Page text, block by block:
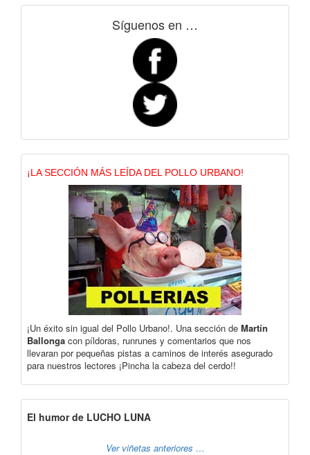
Síguenos en …
¡LA SECCIÓN MÁS LEÍDA DEL POLLO URBANO!
¡Un éxito sin igual del Pollo Urbano!. Una sección de Martín
Ballonga con píldoras, runrunes y comentarios que nos
llevaran por pequeñas pistas a caminos de interés asegurado
para nuestros lectores ¡Pincha la cabeza del cerdo!!
El humor de LUCHO LUNA
Ver viñetas anteriores …